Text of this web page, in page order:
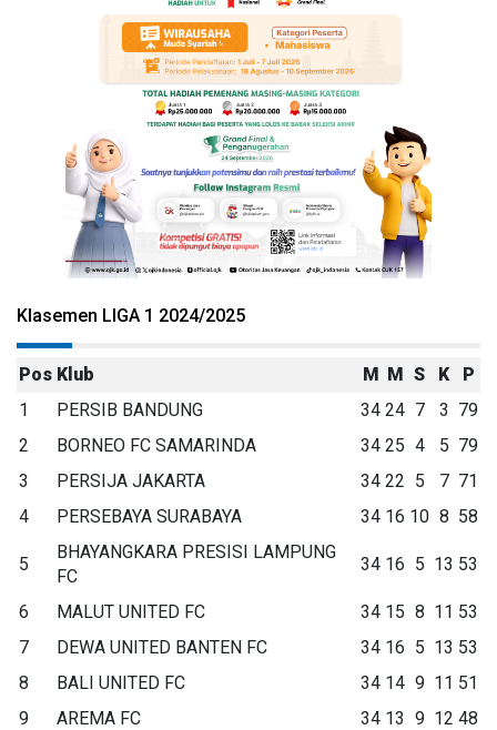
Klasemen LIGA 1 2024/2025
Pos Klub M M S K
P
1
PERSIB BANDUNG 34 24 7 3 79
2
BORNEO FC SAMARINDA 34 25 4 5 79
3
PERSIJA JAKARTA 34 22 5 7 71
4
PERSEBAYA SURABAYA 34 16 10 8 58
5
BHAYANGKARA PRESISI LAMPUNG
FC
34 16 5 13 53
6 MALUT UNITED FC 34 15 8 11 53
7
DEWA UNITED BANTEN FC 34 16 5 13 53
8
BALI UNITED FC 34 14 9 11 51
9
AREMA FC 34 13 9 12 48